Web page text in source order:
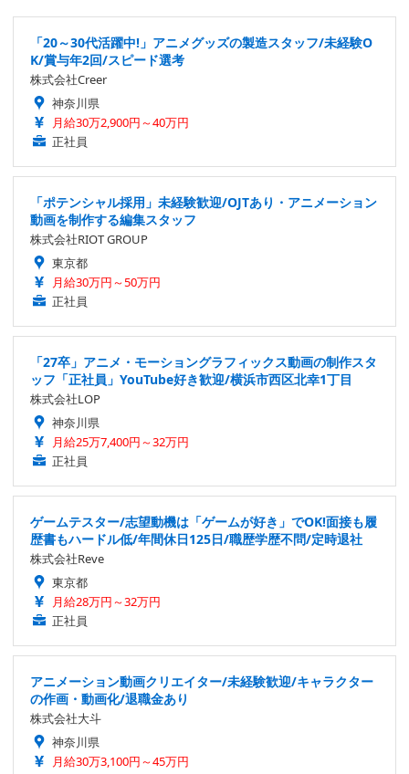
「20～30代活躍中!」アニメグッズの製造スタッフ/未経験O
K/賞与年2回/スピード選考
株式会社Creer
神奈川県
月給30万2,900円～40万円
正社員
「ポテンシャル採用」未経験歓迎/OJTあり・アニメーション
動画を制作する編集スタッフ
株式会社RIOT GROUP
東京都
月給30万円～50万円
正社員
「27卒」アニメ・モーショングラフィックス動画の制作スタ
ッフ「正社員」YouTube好き歓迎/横浜市西区北幸1丁目
株式会社LOP
神奈川県
月給25万7,400円～32万円
正社員
ゲームテスター/志望動機は「ゲームが好き」でOK!面接も履
歴書もハードル低/年間休日125日/職歴学歴不問/定時退社
株式会社Reve
東京都
月給28万円～32万円
正社員
アニメーション動画クリエイター/未経験歓迎/キャラクター
の作画・動画化/退職金あり
株式会社大斗
神奈川県
月給30万3,100円～45万円